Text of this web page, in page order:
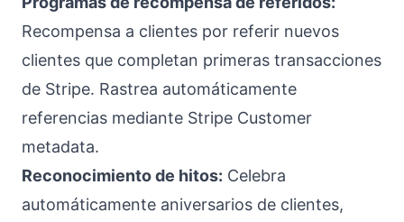
Recompensa a clientes por referir nuevos
clientes que completan primeras transacciones
de Stripe. Rastrea automáticamente
referencias mediante Stripe Customer
metadata.
Reconocimiento de hitos: Celebra
automáticamente aniversarios de clientes,